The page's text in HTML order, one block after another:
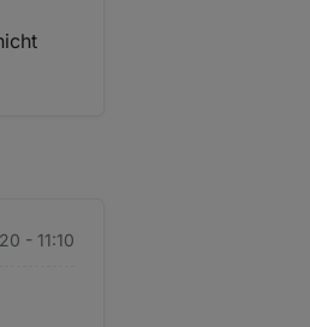
- 11:10